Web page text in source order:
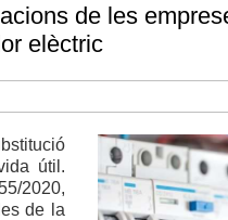
de les
elèctric
útil.
2020,
de la